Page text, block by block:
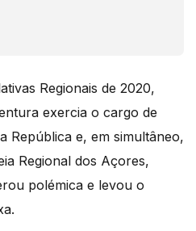
Regionais de 2020,
exercia o cargo de
República e, em simultâneo,
Regional dos Açores,
polémica e levou o